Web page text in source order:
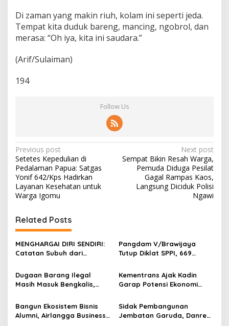
Di zaman yang makin riuh, kolam ini seperti jeda.
Tempat kita duduk bareng, mancing, ngobrol, dan
merasa: “Oh iya, kita ini saudara.”
(Arif/Sulaiman)
194
Follow Us
P
o
s
t
a
v
i
a
i
Previous post
Setetes Kepedulian di
Pedalaman Papua: Satgas
Yonif 642/Kps Hadirkan
Layanan Kesehatan untuk
Warga Igomu
Next post
Sempat Bikin Resah Warga,
Pemuda Diduga Pesilat
Gagal Rampas Kaos,
Langsung Diciduk Polisi
Ngawi
Related Posts
MENGHARGAI DIRI SENDIRI:
Catatan Subuh dari
Jawa
Pangdam V/Brawijaya
Tutup Diklat SPPI, 669
Penggerak Ekonomi Desa
Dugaan Barang Ilegal
Masih Masuk Bengkalis,
Pengawasan Menguat
Kementrans Ajak Kadin
Garap Potensi Ekonomi
Bangun Ekosistem Bisnis
Alumni, Airlangga Business
Sidak Pembangunan
Jembatan Garuda, Danrem